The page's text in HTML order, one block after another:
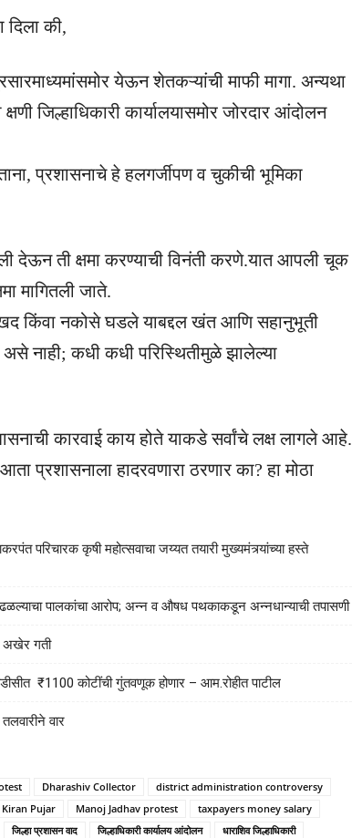
दिला की,
येऊन शेतकऱ्यांची माफी मागा. अन्यथा
जिल्हाधिकारी कार्यालयासमोर जोरदार आंदोलन
प्रशासनाचे हे हलगर्जीपण व चुकीची भूमिका
देऊन ती क्षमा करण्याची विनंती करणे.यात आपली चूक
मागितली जाते.
किंवा नकोसे घडले याबद्दल खंत आणि सहानुभूती
नाही; कधी कधी परिस्थितीमुळे झालेल्या
कारवाई काय होते याकडे सर्वांचे लक्ष लागले आहे.
प्रशासनाला हादरवणारा ठरणार का? हा मोठा
परिचारक कृषी महोत्सवाचा जय्यत तयारी मुख्यमंत्र्यांच्या हस्ते
पालकांचा आरोप; अन्न व औषध पथकाकडून अन्नधान्याची तपासणी
अखेर गती
₹1100 कोटींची गुंतवणूक होणार – आम.रोहीत पाटील
वार
Dharashiv Collector
district administration controversy
Pujar
Manoj Jadhav protest
taxpayers money salary
जिल्हा प्रशासन वाद
जिल्हाधिकारी कार्यालय आंदोलन
धाराशिव जिल्हाधिकारी